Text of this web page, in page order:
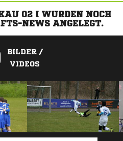
02 I WURDEN NOCH
NEWS ANGELEGT.
BILDER /
VIDEOS